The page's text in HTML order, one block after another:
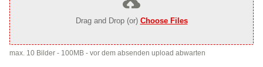
Drag and Drop (or) Choose Files
max. 10 Bilder - 100MB - vor dem absenden upload abwarten